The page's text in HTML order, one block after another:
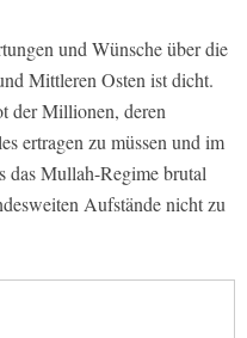
und Wünsche über die
Mittleren Osten ist dicht.
der Millionen, deren
ertragen zu müssen und im
das Mullah-Regime brutal
Aufstände nicht zu